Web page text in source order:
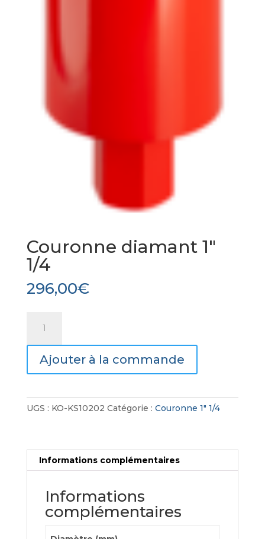
Couronne diamant 1″
1/4
296,00€
Couronne
diamant
1"
Ajouter à la commande
UGS : KO-KS10202 Catégorie : Couronne 1" 1/4
Informations complémentaires
Informations
complémentaires